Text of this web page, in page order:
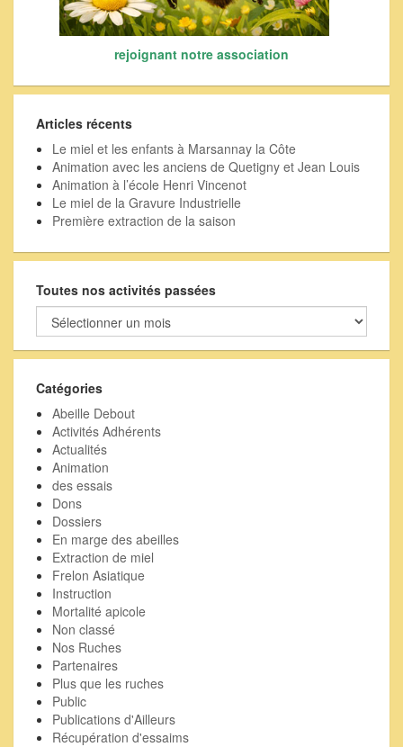
rejoignant notre association
Articles récents
Le miel et les enfants à Marsannay la Côte
Animation avec les anciens de Quetigny et Jean Louis
Animation à l’école Henri Vincenot
Le miel de la Gravure Industrielle
Première extraction de la saison
Toutes nos activités passées
Toutes
nos
activités
Catégories
Abeille Debout
Activités Adhérents
Actualités
Animation
des essais
Dons
Dossiers
En marge des abeilles
Extraction de miel
Frelon Asiatique
Instruction
Mortalité apicole
Non classé
Nos Ruches
Partenaires
Plus que les ruches
Public
Publications d'Ailleurs
Récupération d'essaims